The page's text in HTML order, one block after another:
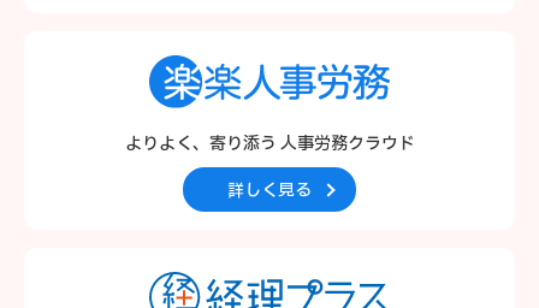
よりよく、寄り添う 人事労務クラウド
詳しく見る